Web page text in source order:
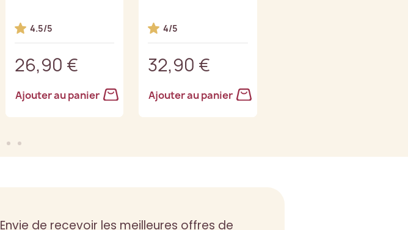
4.5/5
26,90 €
Ajouter au panier
4/5
32,90 €
Ajouter au panier
Envie de recevoir les meilleures offres de